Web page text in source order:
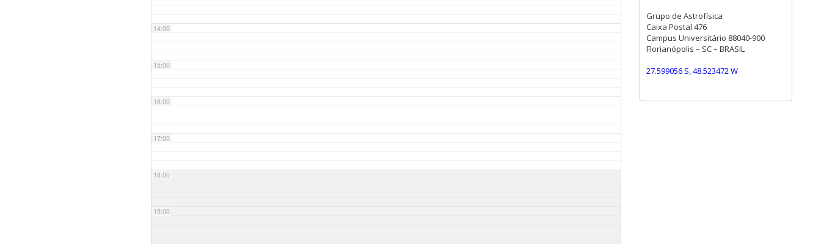
14:00
15:00
16:00
17:00
18:00
19:00
Grupo de Astrofísica
Caixa Postal 476
Campus Universitário 88040-900
Florianópolis – SC – BRASIL
27.599056 S, 48.523472 W